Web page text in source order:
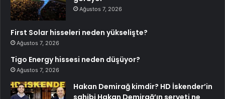
Ağustos 7, 2026
First Solar hisseleri neden yükselişte?
Ağustos 7, 2026
Tigo Energy hissesi neden düşüyor?
Ağustos 7, 2026
Hakan Demirağ kimdir? HD İskender’in
sahibi Hakan Demirağ’ın serveti ne